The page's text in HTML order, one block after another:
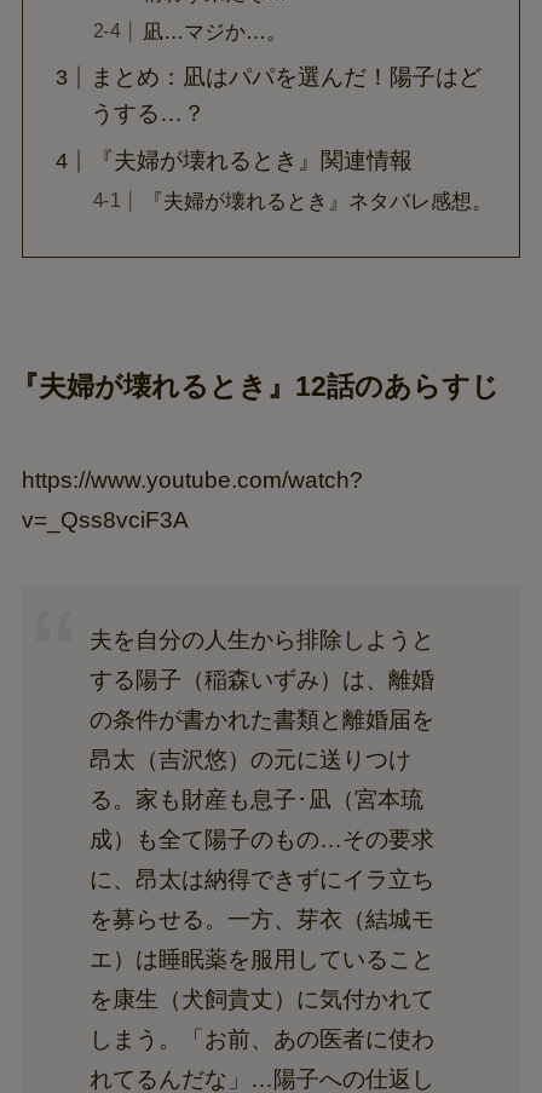
凪…マジか…。
まとめ：凪はパパを選んだ！陽子はど
うする…？
『夫婦が壊れるとき』関連情報
『夫婦が壊れるとき』ネタバレ感想。
『夫婦が壊れるとき』12話のあらすじ
https://www.youtube.com/watch?
v=_Qss8vciF3A
夫を自分の人生から排除しようと
する陽子（稲森いずみ）は、離婚
の条件が書かれた書類と離婚届を
昂太（吉沢悠）の元に送りつけ
る。家も財産も息子･凪（宮本琉
成）も全て陽子のもの…その要求
に、昂太は納得できずにイラ立ち
を募らせる。一方、芽衣（結城モ
エ）は睡眠薬を服用していること
を康生（犬飼貴丈）に気付かれて
しまう。「お前、あの医者に使わ
れてるんだな」…陽子への仕返し